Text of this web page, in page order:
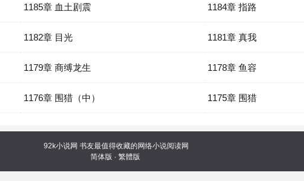
1185章 血土剧震 1184章 指路
1182章 目光 1181章 真我
1179章 商缚龙生 1178章 鱼容
1176章 围猎（中） 1175章 围猎
92k小说网 书友最值得收藏的网络小说阅读网
简体版 · 繁體版